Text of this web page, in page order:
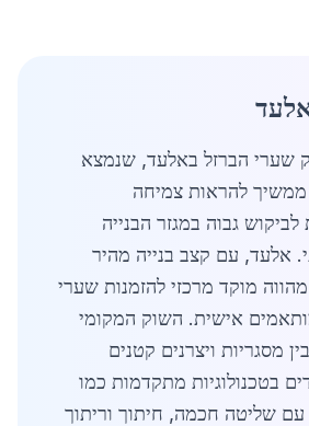
שוק שערי הברזל באלעד, שנמצא
ממשיך להראות צמיחה
גבוה במגזר הבנייה
אלעד, עם קצב בנייה מהיר
מוקד מרכזי להזמנות שערי
אישית. השוק המקומי
מסגריות ויצרנים קטנים
בטכנולוגיות מתקדמות כמו
שליטה חכמה, חיתוך וריתוך